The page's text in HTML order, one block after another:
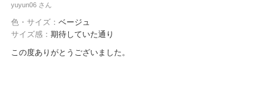
yuyun06 さん
色・サイズ： ベージュ
サイズ感： 期待していた通り
この度ありがとうございました。